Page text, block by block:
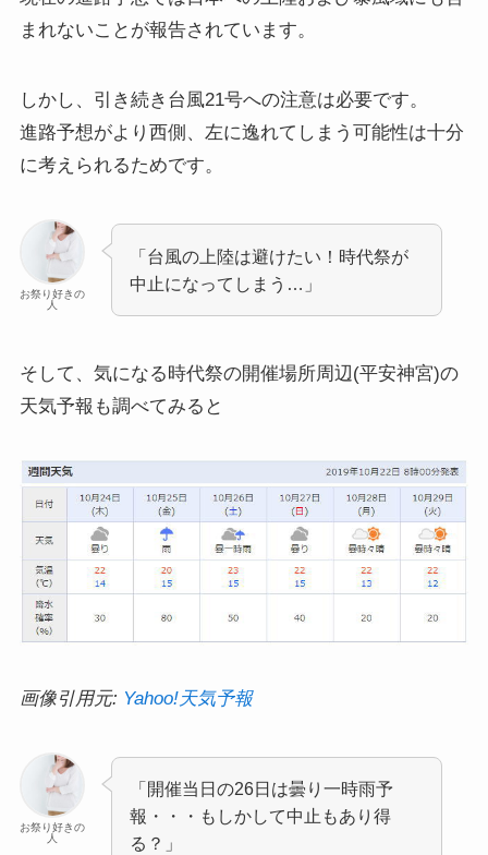
まれないことが報告されています。
しかし、引き続き台風21号への注意は必要です。
進路予想がより西側、左に逸れてしまう可能性は十分
に考えられるためです。
お祭り好きの
人
「台風の上陸は避けたい！時代祭が
中止になってしまう…」
そして、気になる時代祭の開催場所周辺(平安神宮)の
天気予報も調べてみると
画像引用元: Yahoo!天気予報
お祭り好きの
人
「開催当日の26日は曇り一時雨予
報・・・もしかして中止もあり得
る？」